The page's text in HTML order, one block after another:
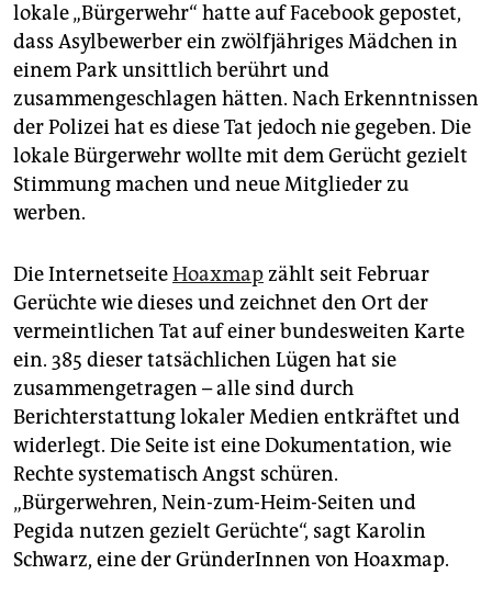
lokale „Bürgerwehr“ hatte auf Facebook gepostet,
dass Asylbewerber ein zwölfjähriges Mädchen in
einem Park unsittlich berührt und
zusammengeschlagen hätten. Nach Erkenntnissen
der Polizei hat es diese Tat jedoch nie gegeben. Die
lokale Bürgerwehr wollte mit dem Gerücht gezielt
Stimmung machen und neue Mitglieder zu
werben.
Die InternetseiteHoaxmapzählt seit Februar
Gerüchte wie dieses und zeichnet den Ort der
vermeintlichen Tat auf einer bundesweiten Karte
ein. 385 dieser tatsächlichen Lügen hat sie
zusammengetragen – alle sind durch
Berichterstattung lokaler Medien entkräftet und
widerlegt. Die Seite ist eine Dokumentation, wie
Rechte systematisch Angst schüren.
„Bürgerwehren, Nein-zum-Heim-Seiten und
Pegida nutzen gezielt Gerüchte“, sagt Karolin
Schwarz, eine der GründerInnen von Hoaxmap.